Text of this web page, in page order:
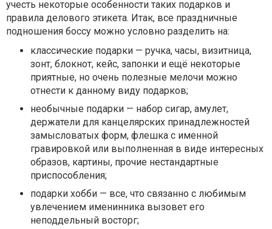
учесть некоторые особенности таких подарков и
правила делового этикета. Итак, все праздничные
подношения боссу можно условно разделить на:
классические подарки — ручка, часы, визитница,
зонт, блокнот, кейс, запонки и ещё некоторые
приятные, но очень полезные мелочи можно
отнести к данному виду подарков;
необычные подарки — набор сигар, амулет,
держатели для канцелярских принадлежностей
замысловатых форм, флешка с именной
гравировкой или выполненная в виде интересных
образов, картины, прочие нестандартные
приспособления;
подарки хобби — все, что связанно с любимым
увлечением именинника вызовет его
неподдельный восторг;